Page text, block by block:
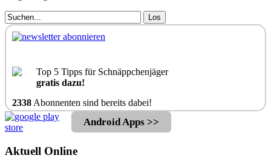
Los
Top 5 Tipps für Schnäppchenjäger
gratis dazu!
2338Abonnenten sind bereits dabei!
Android Apps >>
Aktuell Online